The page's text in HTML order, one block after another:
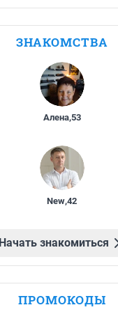
ЗНАКОМСТВА
Алена,53
New,42
Начать знакомиться
ПРОМОКОДЫ